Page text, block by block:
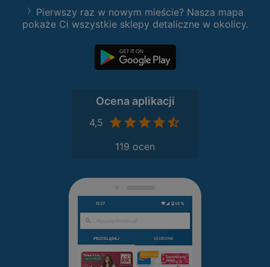
Pierwszy raz w nowym mieście? Nasza mapa
pokaże Ci wszystkie sklepy detaliczne w okolicy.
Ocena aplikacji
4,5
119 ocen